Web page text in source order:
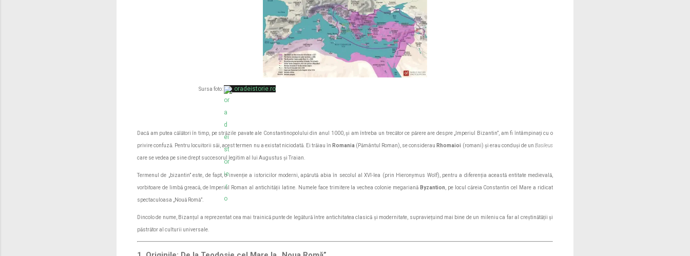
Sursa foto: oradeistorie.ro
Dacă am putea călători în timp, pe străzile pavate ale Constantinopolului din anul 1000, și am întreba un trecător ce părere are despre „Imperiul Bizantin”, am fi întâmpinați cu o
privire confuză. Pentru locuitorii săi, acest termen nu a existat niciodată. Ei trăiau în Romania (Pământul Roman), se considerau Rhomaioi (romani) și erau conduși de unBasileus
care se vedea pe sine drept succesorul legitim al lui Augustus și Traian.
Termenul de „bizantin” este, de fapt, o invenție a istoricilor moderni, apărută abia în secolul al XVI-lea (prin Hieronymus Wolf), pentru a diferenția această entitate medievală,
vorbitoare de limbă greacă, de Imperiul Roman al antichității latine. Numele face trimitere la vechea colonie megariană Byzantion, pe locul căreia Constantin cel Mare a ridicat
spectaculoasa „Nouă Romă”.
Dincolo de nume, Bizanțul a reprezentat cea mai trainică punte de legătură între antichitatea clasică și modernitate, supraviețuind mai bine de un mileniu ca far al creștinătății și
păstrător al culturii universale.